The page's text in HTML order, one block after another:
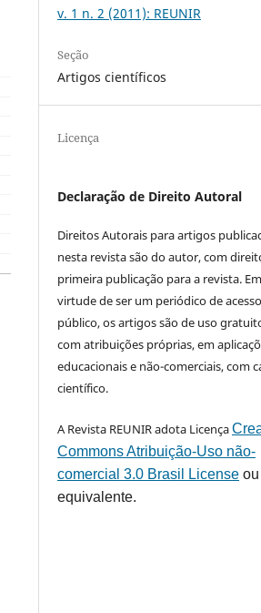
v. 1 n. 2 (2011): REUNIR
Seção
Artigos científicos
Licença
Declaração de Direito Autoral
Direitos Autorais para artigos
nesta revista são do autor, com
primeira publicação para a revista. Em
virtude de ser um periódico de acesso
público, os artigos são de uso
com atribuições próprias, em
educacionais e não-comerciais, com
científico.
A Revista REUNIR adota Licença
Commons Atribuição-Uso não-
comercial 3.0 Brasil License
equivalente.